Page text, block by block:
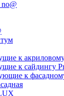
к
к сайдингу
к